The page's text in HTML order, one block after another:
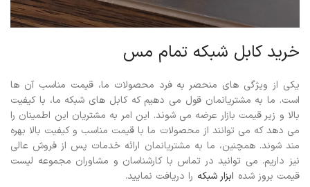
خرید کابل شبکه تمام مس
یکی از ویژگی های منحصر به فرد محصولات ما، قیمت مناسب آن ها
است. ما به مشتریانمان قول می دهیم که کابل های شبکه ما، با کیفیت
بالا و زیر قیمت بازار عرضه می شوند. این امر به مشتریان این اطمینان را
می دهد که می توانند از محصولات ما با قیمت مناسب و کیفیت بالا بهره
مند شوند.همچنین، ما به مشتریانمان ارائه خدمات پس از فروش عالی
نیز داریم. می توانید در تماس با کارشناسان و مشاوران مجموعه لیست
قیمت بروز شده ابزار شبکه را دریافت نمایید.